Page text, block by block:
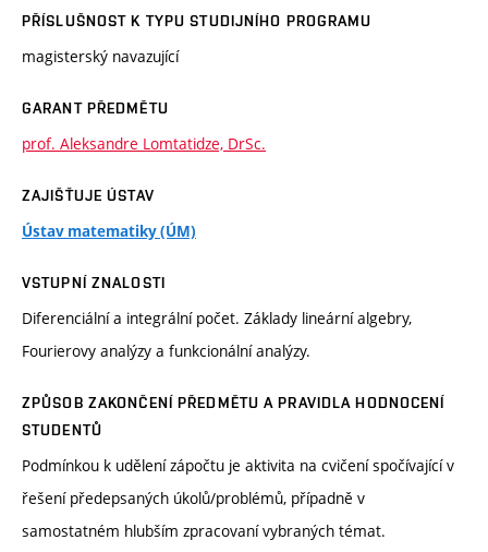
PŘÍSLUŠNOST K TYPU STUDIJNÍHO PROGRAMU
magisterský navazující
GARANT PŘEDMĚTU
prof. Aleksandre Lomtatidze, DrSc.
ZAJIŠŤUJE ÚSTAV
Ústav matematiky (ÚM)
VSTUPNÍ ZNALOSTI
Diferenciální a integrální počet. Základy lineární algebry,
Fourierovy analýzy a funkcionální analýzy.
ZPŮSOB ZAKONČENÍ PŘEDMĚTU A PRAVIDLA HODNOCENÍ
STUDENTŮ
Podmínkou k udělení zápočtu je aktivita na cvičení spočívající v
řešení předepsaných úkolů/problémů, případně v
samostatném hlubším zpracovaní vybraných témat.